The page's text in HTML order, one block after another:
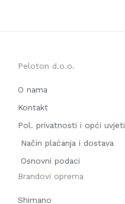
Peloton d.o.o.
O nama
Kontakt
Pol. privatnosti i opći uvjeti
Način plaćanja i dostava
Osnovni podaci
Brandovi oprema
Shimano